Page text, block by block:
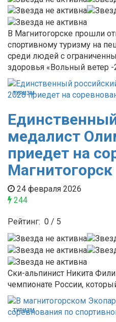
В Магнитогорске прошли
спортивному туризму на
среди людей с
здоровья «Вольный ветер -
ТУРИЗМ
медалист
приедет на
Магнитогорск
24 февраля 2026
244
Рейтинг: 0 / 5
Ски-альпинист Никита
чемпионате России,
ТУРИЗМ